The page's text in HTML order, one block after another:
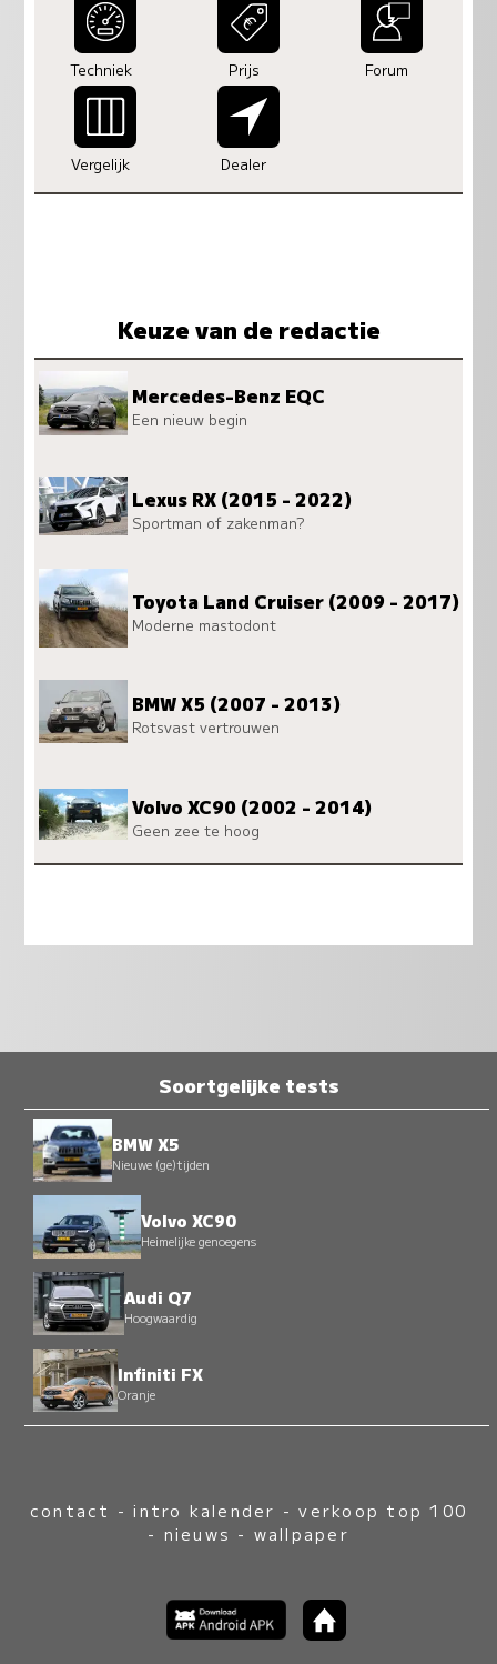
Techniek Prijs Forum
Vergelijk Dealer
Keuze van de redactie
Mercedes-Benz EQC
Een nieuw begin
Lexus RX (2015 - 2022)
Sportman of zakenman?
Toyota Land Cruiser (2009 - 2017)
Moderne mastodont
BMW X5 (2007 - 2013)
Rotsvast vertrouwen
Volvo XC90 (2002 - 2014)
Geen zee te hoog
Soortgelijke tests
BMW X5
Nieuwe (ge)tijden
Volvo XC90
Heimelijke genoegens
Audi Q7
Hoogwaardig
Infiniti FX
Oranje
contact -intro kalender -verkoop top 100
- nieuws - wallpaper